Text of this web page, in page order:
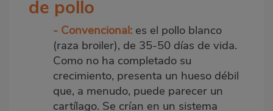
de pollo
- Convencional: es el pollo blanco
(raza broiler), de 35-50 días de vida.
Como no ha completado su
crecimiento, presenta un hueso débil
que, a menudo, puede parecer un
cartílago. Se crían en un sistema